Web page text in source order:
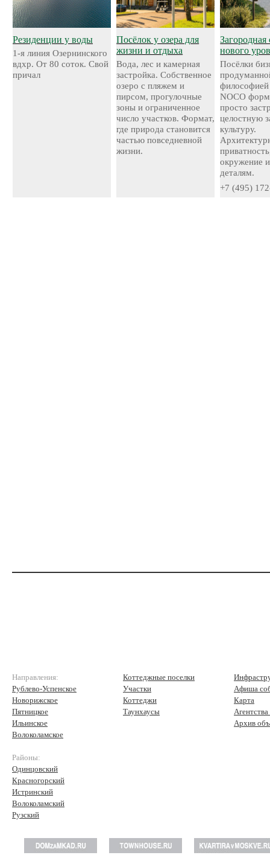
Резиденции у воды
1-я линия Озернинского
вдхр. От 80 соток. Свой
причал
Посёлок у озера для
жизни и отдыха
Вода, лес и камерная
застройка. Собственное
озеро с пляжем и
пирсом, прогулочные
зоны и ограниченное
число участков. Формат,
где природа становится
частью повседневной
жизни.
Загородная
нового
Посёлки
NOCO
просто
целостную
культуру.
окружение
деталям.
+7 (495)
Направления:
Рублево-Успенское
Новорижское
Пятницкое
Ильинское
Волоколамское
Районы:
Одинцовский
Красногорский
Истринский
Волоколамский
Рузский
Коттеджные поселки
Участки
Коттеджи
Таунхаусы
Афиша
Карта
Архив